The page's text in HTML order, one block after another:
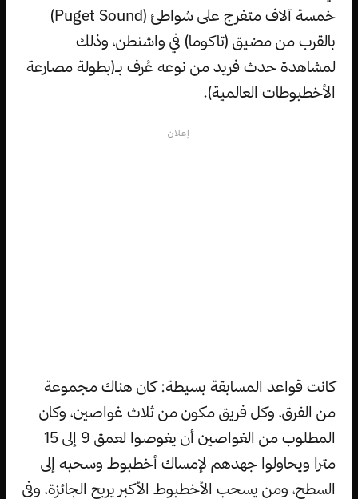
خمسة آلاف متفرج على شواطئ (Puget Sound)
بالقرب من مضيق (تاكوما) في واشنطن، وذلك
لمشاهدة حدث فريد من نوعه عُرف بـ(بطولة مصارعة
الأخطبوطات العالمية).
إعلان
كانت قواعد المسابقة بسيطة: كان هناك مجموعة
من الفرق، وكل فريق مكون من ثلاث غواصين، وكان
المطلوب من الغواصين أن يغوصوا لعمق 9 إلى 15
مترا ويحاولوا جهدهم لإمساك أخطبوط وسحبه إلى
السطح، ومن يسحب الأخطبوط الأكبر يربح الجائزة، وفي